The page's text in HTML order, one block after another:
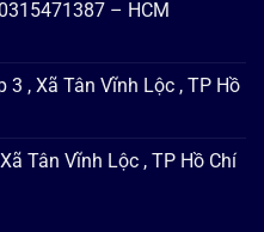
– HCM
, Xã Tân Vĩnh Lộc , TP Hồ
Tân Vĩnh Lộc , TP Hồ Chí